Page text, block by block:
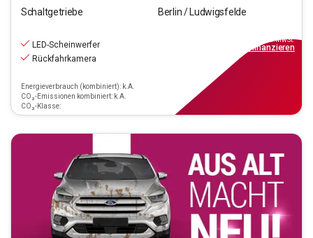
Schaltgetriebe
Berlin / Ludwigsfelde
LED-Scheinwerfer
Rückfahrkamera
Energieverbrauch (kombiniert): k.A.
CO₂-Emissionen kombiniert: k.A.
CO₂-Klasse:
inkl.MwSt.
finanzieren